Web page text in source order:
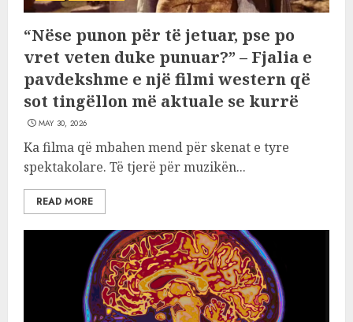
“Nëse punon për të jetuar, pse po
vret veten duke punuar?” – Fjalia e
pavdekshme e një filmi western që
sot tingëllon më aktuale se kurrë
MAY 30, 2026
Ka filma që mbahen mend për skenat e tyre
spektakolare. Të tjerë për muzikën...
READ MORE